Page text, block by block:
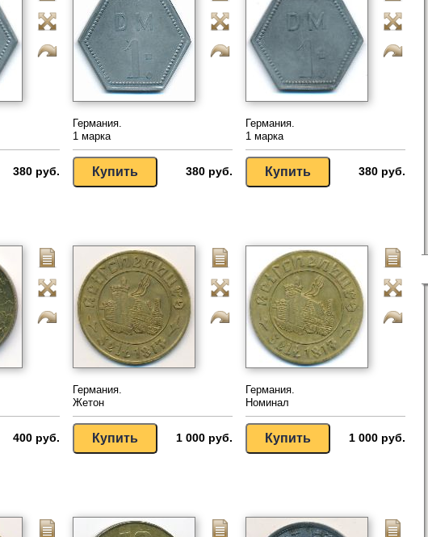
380 руб.
Германия.
1 марка
380 руб.
Германия.
1 марка
380 руб.
400 руб.
Германия.
Жетон
1 000 руб.
Германия.
Номинал
1 000 руб.